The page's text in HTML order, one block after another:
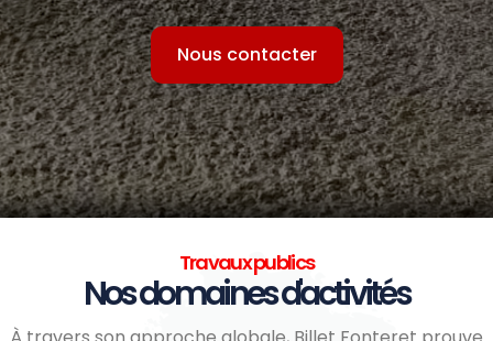
Nous contacter
Travaux publics
Nos domaines d'activités